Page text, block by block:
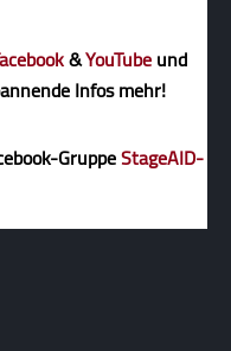
&YouTubeund
Infos mehr!
GruppeStageAID-